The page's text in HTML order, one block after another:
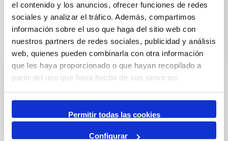
el contenido y los anuncios, ofrecer funciones de redes
sociales y analizar el tráfico. Además, compartimos
información sobre el uso que haga del sitio web con
nuestros partners de redes sociales, publicidad y análisis
web, quienes pueden combinarla con otra información
que les haya proporcionado o que hayan recopilado a
partir del uso que haya hecho de sus servicios.
Permitir todas las cookies
Configurar
Links of interest